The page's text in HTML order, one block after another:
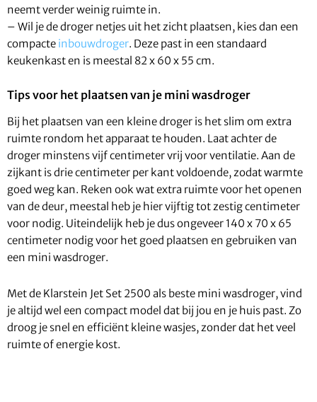
neemt verder weinig ruimte in.
– Wil je de droger netjes uit het zicht plaatsen, kies dan een
compacte inbouwdroger. Deze past in een standaard
keukenkast en is meestal 82 x 60 x 55 cm.
Tips voor het plaatsen van je mini wasdroger
Bij het plaatsen van een kleine droger is het slim om extra
ruimte rondom het apparaat te houden. Laat achter de
droger minstens vijf centimeter vrij voor ventilatie. Aan de
zijkant is drie centimeter per kant voldoende, zodat warmte
goed weg kan. Reken ook wat extra ruimte voor het openen
van de deur, meestal heb je hier vijftig tot zestig centimeter
voor nodig. Uiteindelijk heb je dus ongeveer 140 x 70 x 65
centimeter nodig voor het goed plaatsen en gebruiken van
een mini wasdroger.
Met de Klarstein Jet Set 2500 als beste mini wasdroger, vind
je altijd wel een compact model dat bij jou en je huis past. Zo
droog je snel en efficiënt kleine wasjes, zonder dat het veel
ruimte of energie kost.